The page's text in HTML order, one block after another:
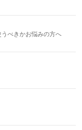
うべきかお悩みの方へ